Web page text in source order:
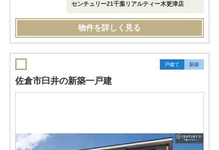
センチュリー21千葉リアルティー木更津店
物件を詳しく見る
戸建て 新築
佐倉市臼井の新築一戸建